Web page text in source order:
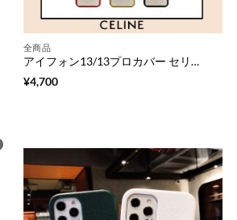
全商品
アイフォン13/13プロカバー セリーヌ風 iphone12/12pro max/11pro maxケース 新作 韓国風 CELINE iphone12mini/11pro/11 携帯カバー ペア 大人 ブランド アイフォンxs max/xs/xr /8/7ケース レザー 可愛い
¥4,700